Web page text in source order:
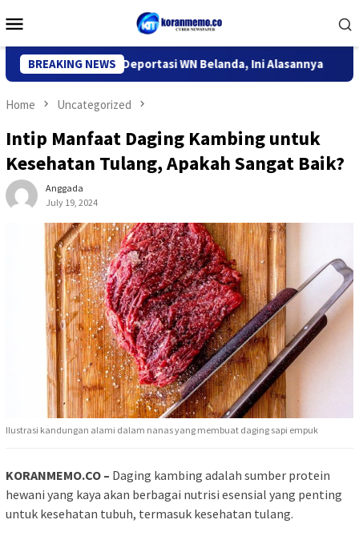
to
Menu
BREAKING NEWS
Kediri Deportasi WN Belanda, Ini Alasannya 9
Home Uncategorized
Intip Manfaat Daging Kambing untuk
Kesehatan Tulang, Apakah Sangat Baik?
Anggada
July 19, 2024
Ilustrasi kandungan alami dalam nanas yang membuat daging sapi empuk
KORANMEMO.CO – Daging kambing adalah sumber protein
hewani yang kaya akan berbagai nutrisi esensial yang penting
untuk kesehatan tubuh, termasuk kesehatan tulang.